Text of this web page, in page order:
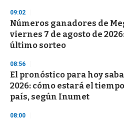
d
s
09:02
Números ganadores de
viernes 7 de agosto de
último sorteo
08:56
El pronóstico para hoy
2026: cómo estará el
país, según Inumet
08:00